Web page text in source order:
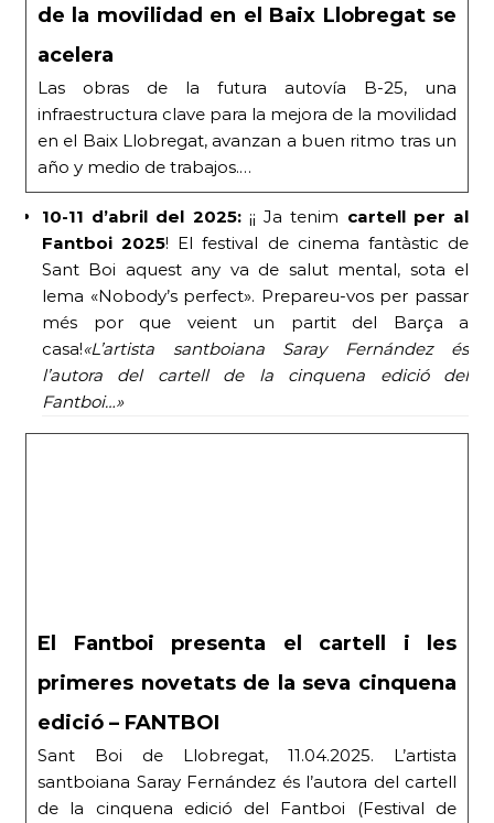
de la movilidad en el Baix Llobregat se
acelera
Las obras de la futura autovía B-25, una
infraestructura clave para la mejora de la movilidad
en el Baix Llobregat, avanzan a buen ritmo tras un
año y medio de trabajos.…
10-11 d’abril del 2025:¡¡ Ja tenim cartell per al
Fantboi 2025! El festival de cinema fantàstic de
Sant Boi aquest any va de salut mental, sota el
lema «Nobody’s perfect». Prepareu-vos per passar
més por que veient un partit del Barça a
casa!«L’artista santboiana Saray Fernández és
l’autora del cartell de la cinquena edició del
Fantboi…»
El Fantboi presenta el cartell i les
primeres novetats de la seva cinquena
edició – FANTBOI
Sant Boi de Llobregat, 11.04.2025. L’artista
santboiana Saray Fernández és l’autora del cartell
de la cinquena edició del Fantboi (Festival de